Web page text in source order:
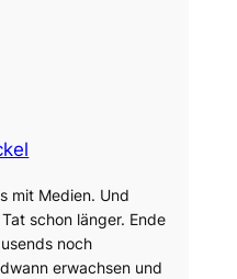
mit Medien. Und
schon länger. Ende
noch
erwachsen und